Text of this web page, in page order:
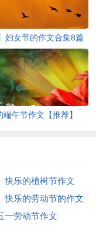
妇女节的作文合集8篇
端午节作文【推荐】
快乐的植树节作文
快乐的劳动节的作文
一劳动节作文